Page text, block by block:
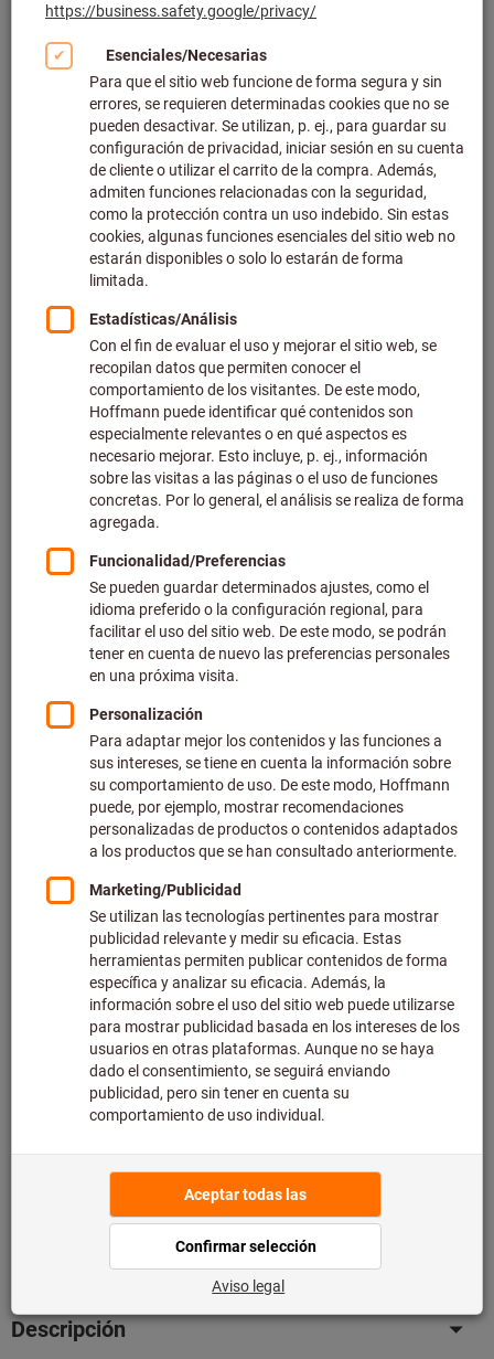
Haga clic para ampliar la imagen
Precio por 1 Unidad
más IVA en la tarifa actualGastos de envío no incluidos
Precios individuales para clientes empresariales después
iniciar sesión.
Añadir a la cesta de la compra
Tiempo de entrega estimado: 2-3 semanas. Para confirmar los
plazos de entrega, escríbanos a contacto@hoffmann-
group.com
Tenga en cuenta el mayor plazo de entrega y el servicio
de asesoramiento técnico limitado:
Pedimos este artículo para usted directamente al
fabricante, ya que no forma parte de nuestra gama
principal y, por tanto, no lo tenemos en stock.
Información
Añadir a la lista de deseos Compartir artículo
Detalles de producto
Descripción